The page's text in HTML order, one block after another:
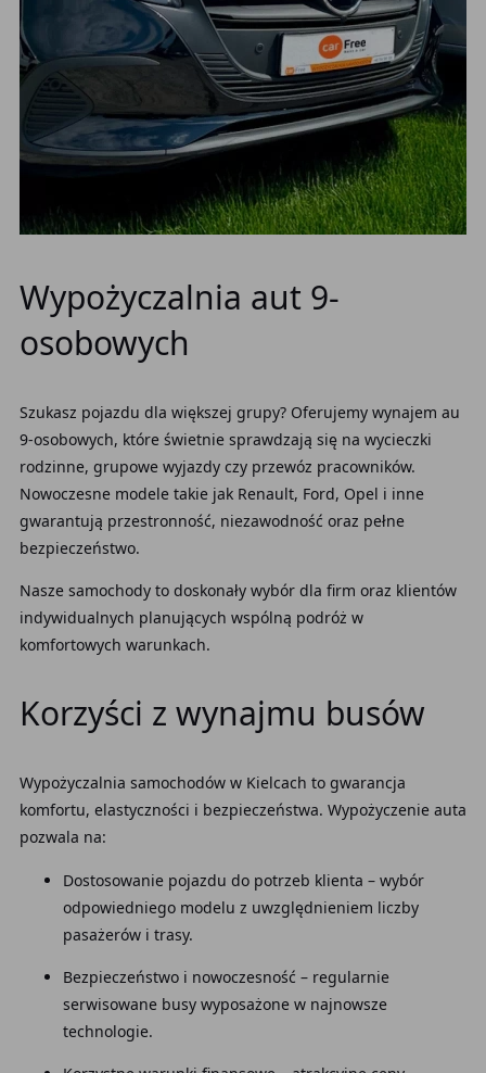
Wypożyczalnia aut 9-
osobowych
Szukasz pojazdu dla większej grupy? Oferujemy wynajem au
9-osobowych, które świetnie sprawdzają się na wycieczki
rodzinne, grupowe wyjazdy czy przewóz pracowników.
Nowoczesne modele takie jak Renault, Ford, Opel i inne
gwarantują przestronność, niezawodność oraz pełne
bezpieczeństwo.
Nasze samochody to doskonały wybór dla firm oraz klientów
indywidualnych planujących wspólną podróż w
komfortowych warunkach.
Korzyści z wynajmu busów
Wypożyczalnia samochodów w Kielcach to gwarancja
komfortu, elastyczności i bezpieczeństwa. Wypożyczenie auta
pozwala na:
Dostosowanie pojazdu do potrzeb klienta – wybór
odpowiedniego modelu z uwzględnieniem liczby
pasażerów i trasy.
Bezpieczeństwo i nowoczesność – regularnie
serwisowane busy wyposażone w najnowsze
technologie.